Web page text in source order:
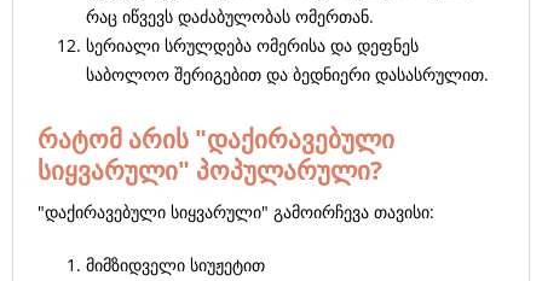
რაც იწვევს დაძაბულობას ომერთან.
სერიალი სრულდება ომერისა და დეფნეს
საბოლოო შერიგებით და ბედნიერი დასასრულით.
რატომ არის "დაქირავებული
სიყვარული" პოპულარული?
"დაქირავებული სიყვარული" გამოირჩევა თავისი:
მიმზიდველი სიუჟეტით